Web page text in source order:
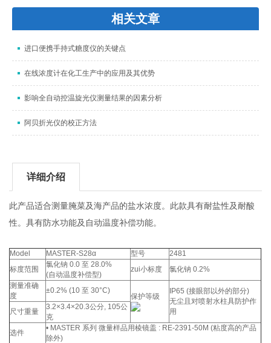
相关文章
进口便携手持式糖度仪的关键点
在线浓度计在化工生产中的应用及其优势
影响全自动控温旋光仪测量结果的因素分析
阿贝折光仪的校正方法
详细介绍
此产品适合测量腌菜及海产品的盐水浓度。此款具有耐盐性及耐酸
性。具有防水功能及自动温度补偿功能。
Model MASTER-S28α 型号
2481
标度范围
氯化钠 0.0 至 28.0%
(自动温度补偿型)
zui小标度
氯化钠 0.2%
测量准确
度
±0.2% (10 至 30°C)
保护等级
IP65 (接眼部以外的部分)
无尘且对喷射水柱具防护作
用
尺寸重量
3.2×3.4×20.3公分, 105公
克
选件
• MASTER 系列 微量样品用棱镜盖 : RE-2391-50M (粘度高的产品
除外)